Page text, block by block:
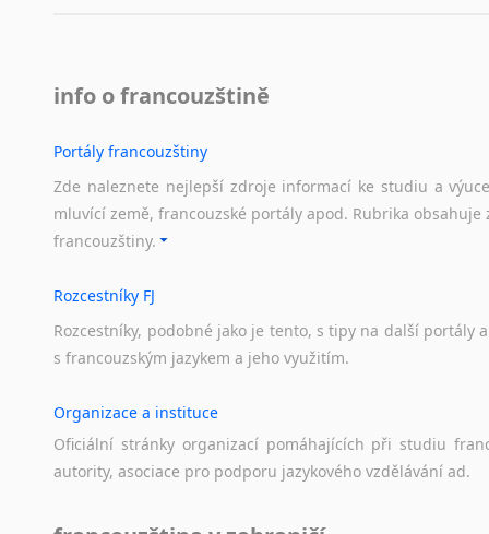
info o francouzštině
Portály francouzštiny
Zde naleznete nejlepší zdroje informací ke studiu a
mluvící země, francouzské portály apod. Rubrika
francouzštiny.
Rozcestníky FJ
Rozcestníky, podobné jako je tento, s tipy na další portály a
s francouzským jazykem a jeho využitím.
Organizace a instituce
Oficiální stránky organizací pomáhajících při studiu
autority, asociace pro podporu jazykového vzdělávání ad.